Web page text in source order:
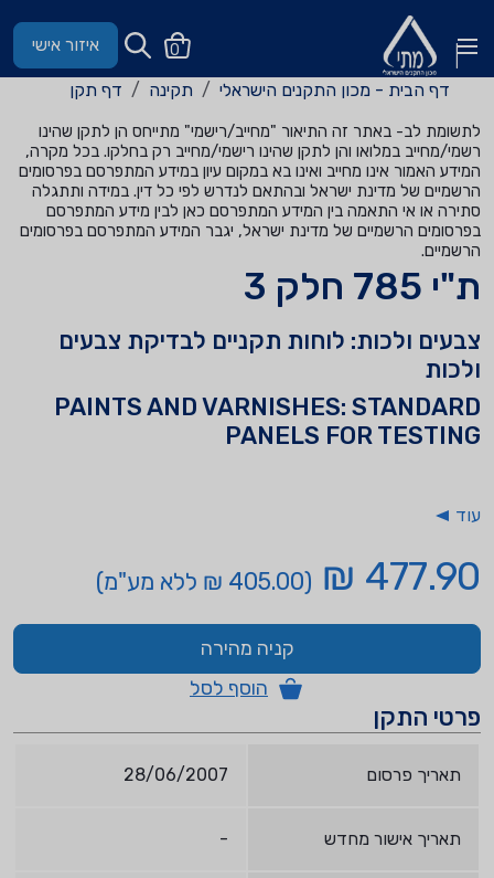
0 איזור אישי
דף הבית - מכון התקנים הישראלי תקינה דף תקן
לתשומת לב- באתר זה התיאור "מחייב/רישמי" מתייחס הן לתקן שהינו
רשמי/מחייב במלואו והן לתקן שהינו רישמי/מחייב רק בחלקו. בכל מקרה,
המידע האמור אינו מחייב ואינו בא במקום עיון במידע המתפרסם בפרסומים
הרשמיים של מדינת ישראל ובהתאם לנדרש לפי כל דין. במידה ותתגלה
סתירה או אי התאמה בין המידע המתפרסם כאן לבין מידע המתפרסם
בפרסומים הרשמיים של מדינת ישראל, יגבר המידע המתפרסם בפרסומים
הרשמיים.
ת"י 785 חלק 3
צבעים ולכות: לוחות תקניים לבדיקת צבעים
ולכות
PAINTS AND VARNISHES: STANDARD
PANELS FOR TESTING
עוד
477.90 ₪ (405.00 ₪ ללא מע"מ)
קניה מהירה
הוסף לסל
פרטי התקן
תאריך פרסום 28/06/2007
תאריך אישור מחדש -